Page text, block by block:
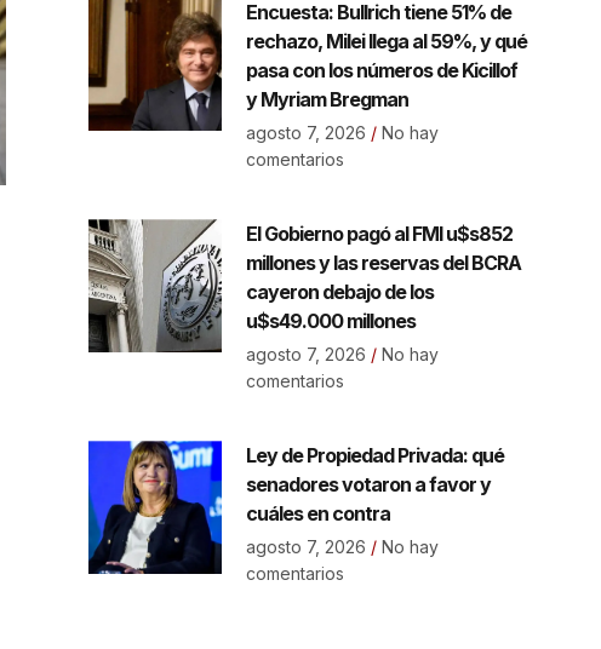
Encuesta: Bullrich tiene 51% de
rechazo, Milei llega al 59%, y qué
pasa con los números de Kicillof
y Myriam Bregman
agosto 7, 2026 No hay
comentarios
El Gobierno pagó al FMI u$s852
millones y las reservas del BCRA
cayeron debajo de los
u$s49.000 millones
agosto 7, 2026 No hay
comentarios
Ley de Propiedad Privada: qué
senadores votaron a favor y
cuáles en contra
agosto 7, 2026 No hay
comentarios